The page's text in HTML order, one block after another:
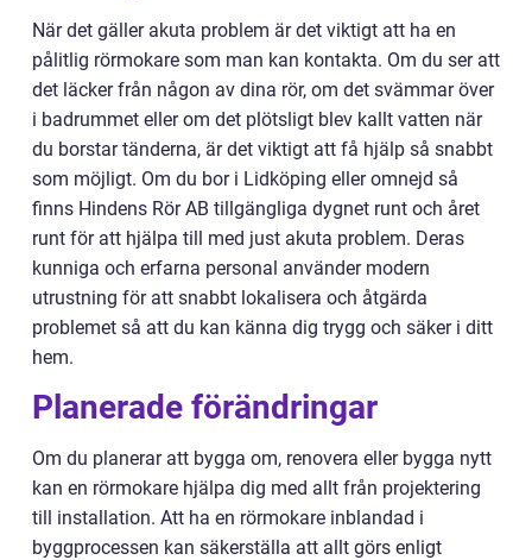
När det gäller akuta problem är det viktigt att ha en
pålitlig rörmokare som man kan kontakta. Om du ser att
det läcker från någon av dina rör, om det svämmar över
i badrummet eller om det plötsligt blev kallt vatten när
du borstar tänderna, är det viktigt att få hjälp så snabbt
som möjligt. Om du bor i Lidköping eller omnejd så
finns Hindens Rör AB tillgängliga dygnet runt och året
runt för att hjälpa till med just akuta problem. Deras
kunniga och erfarna personal använder modern
utrustning för att snabbt lokalisera och åtgärda
problemet så att du kan känna dig trygg och säker i ditt
hem.
Planerade förändringar
Om du planerar att bygga om, renovera eller bygga nytt
kan en rörmokare hjälpa dig med allt från projektering
till installation. Att ha en rörmokare inblandad i
byggprocessen kan säkerställa att allt görs enligt